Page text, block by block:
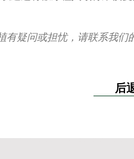
疑问或担忧，请联系我们
后